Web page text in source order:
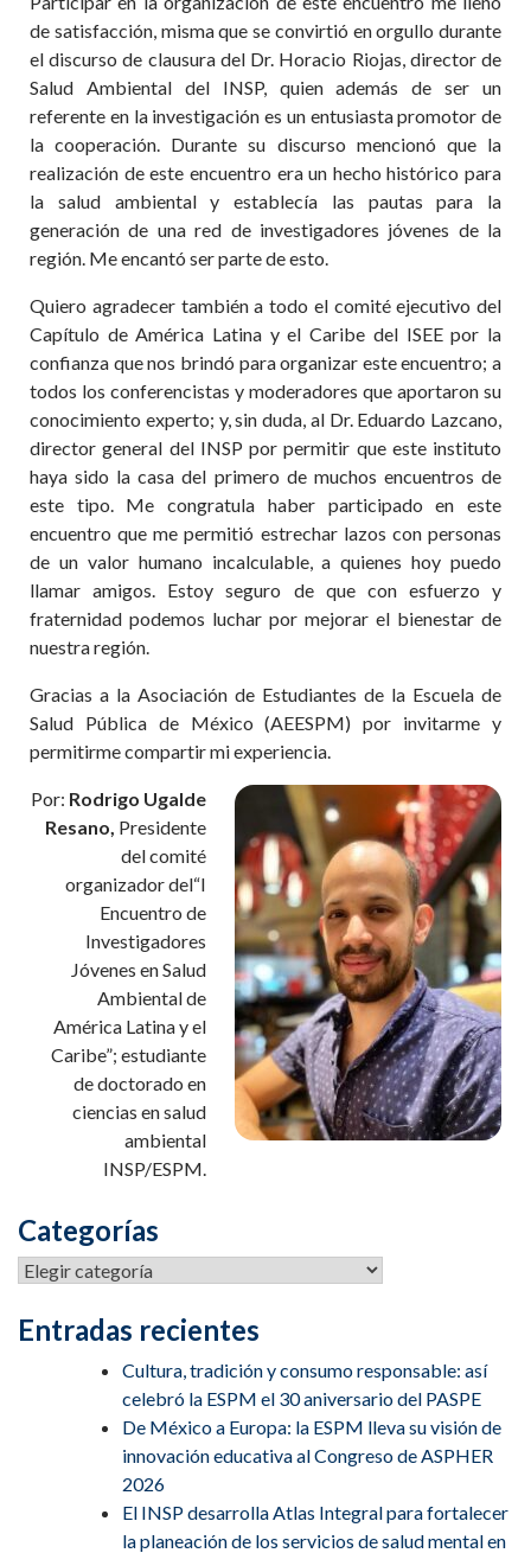
de satisfacción, misma que se convirtió en orgullo durante
el discurso de clausura del Dr. Horacio Riojas, director de
Salud Ambiental del INSP, quien además de ser un
referente en la investigación es un entusiasta promotor de
la cooperación. Durante su discurso mencionó que la
realización de este encuentro era un hecho histórico para
la salud ambiental y establecía las pautas para la
generación de una red de investigadores jóvenes de la
región. Me encantó ser parte de esto.
Quiero agradecer también a todo el comité ejecutivo del
Capítulo de América Latina y el Caribe del ISEE por la
confianza que nos brindó para organizar este encuentro; a
todos los conferencistas y moderadores que aportaron su
conocimiento experto; y, sin duda, al Dr. Eduardo Lazcano,
director general del INSP por permitir que este instituto
haya sido la casa del primero de muchos encuentros de
este tipo. Me congratula haber participado en este
encuentro que me permitió estrechar lazos con personas
de un valor humano incalculable, a quienes hoy puedo
llamar amigos. Estoy seguro de que con esfuerzo y
fraternidad podemos luchar por mejorar el bienestar de
nuestra región.
Gracias a la Asociación de Estudiantes de la Escuela de
Salud Pública de México (AEESPM) por invitarme y
permitirme compartir mi experiencia.
Por: Rodrigo Ugalde
Resano, Presidente
del comité
organizador del“I
Encuentro de
Investigadores
Jóvenes en Salud
Ambiental de
América Latina y el
Caribe”; estudiante
de doctorado en
ciencias en salud
ambiental
INSP/ESPM.
Categorías
Entradas recientes
Cultura, tradición y consumo responsable: así
celebró la ESPM el 30 aniversario del PASPE
De México a Europa: la ESPM lleva su visión de
innovación educativa al Congreso de ASPHER
2026
El INSP desarrolla Atlas Integral para fortalecer
la planeación de los servicios de salud mental en